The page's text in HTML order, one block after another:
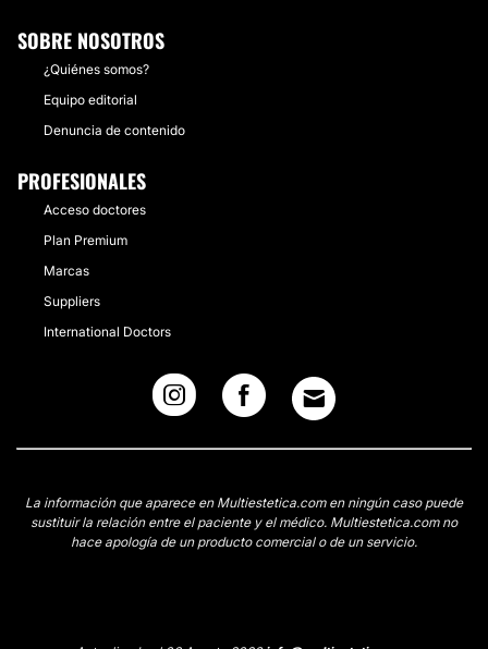
SOBRE NOSOTROS
¿Quiénes somos?
Equipo editorial
Denuncia de contenido
PROFESIONALES
Acceso doctores
Plan Premium
Marcas
Suppliers
International Doctors
La información que aparece en Multiestetica.com en ningún caso puede
sustituir la relación entre el paciente y el médico. Multiestetica.com no
hace apología de un producto comercial o de un servicio.